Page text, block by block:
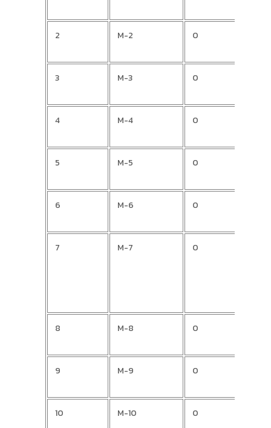
2 M-2 0
3 M-3 0
4 M-4 0
5 M-5 0
6 M-6 0
7 M-7 0
8 M-8 0
9 M-9 0
10 M-10 0